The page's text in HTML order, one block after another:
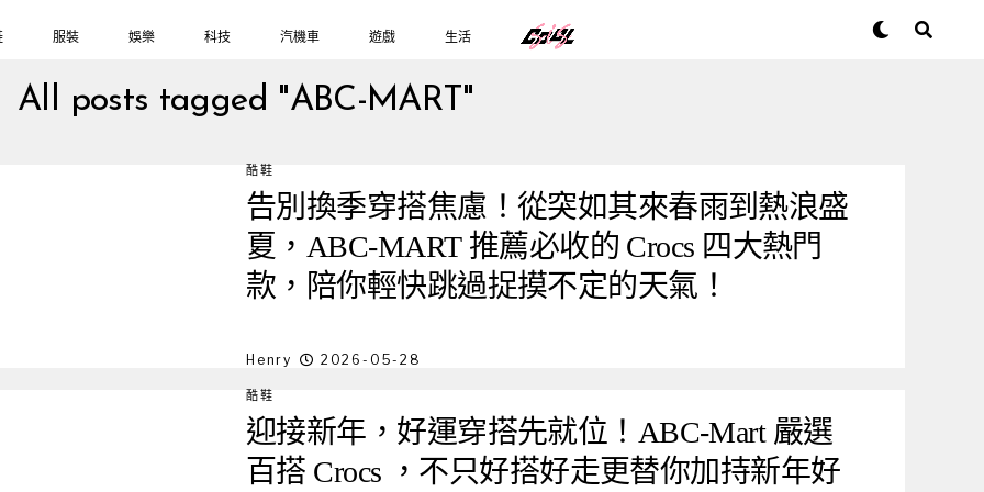
服裝 娛樂 科技 汽機車 遊戲 生活
All posts tagged "ABC-MART"
酷鞋
告別換季穿搭焦慮！從突如其來春雨到熱浪盛
夏，ABC-MART 推薦必收的 Crocs 四大熱門
款，陪你輕快跳過捉摸不定的天氣！
Henry 2026-05-28
酷鞋
迎接新年，好運穿搭先就位！ABC-Mart 嚴選
百搭 Crocs ，不只好搭好走更替你加持新年好